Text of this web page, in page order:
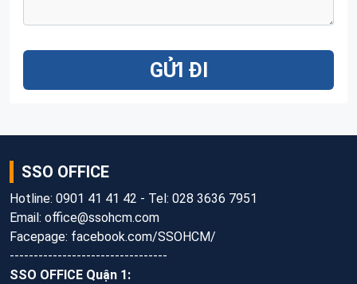
GỬI ĐI
SSO OFFICE
Hotline: 0901 41 41 42 - Tel: 028 3636 7951
Email: office@ssohcm.com
Facepage: facebook.com/SSOHCM/
---------------------------------
SSO OFFICE Quận 1: